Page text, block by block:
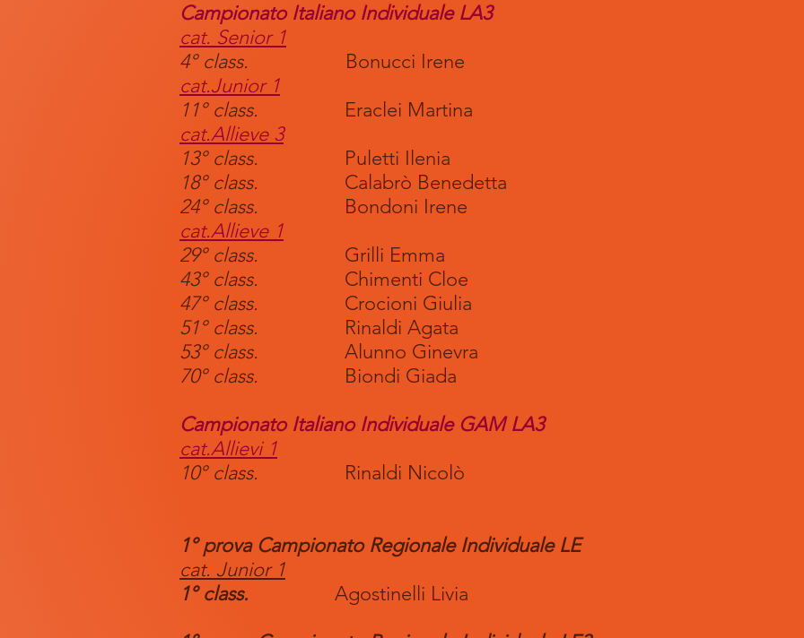
Campionato Italiano Individuale LA3
cat. Senior 1
4° class. Bonucci Irene
cat.Junior 1
11° class. Eraclei Martina
cat.Allieve 3
13° class. Puletti Ilenia
18° class. Calabrò Benedetta
24° class. Bondoni Irene
cat.Allieve 1
29° class. Grilli Emma
43° class. Chimenti Cloe
47° class. Crocioni Giulia
51° class. Rinaldi Agata
53° class. Alunno Ginevra
70° class. Biondi Giada
Campionato Italiano Individuale GAM LA3
cat.Allievi 1
10° class. Rinaldi Nicolò
1° prova Campionato Regionale Individuale LE
cat. Junior 1
1° class.
Agostinelli Livia